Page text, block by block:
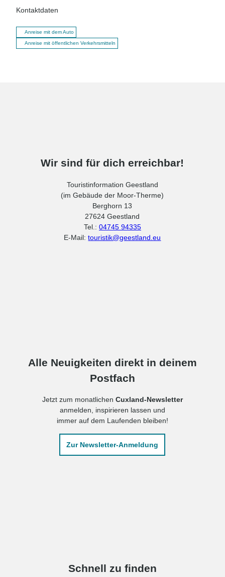
Kontaktdaten
Anreise mit dem Auto
Anreise mit öffentlichen Verkehrsmitteln
Wir sind für dich erreichbar!
Touristinformation Geestland
(im Gebäude der Moor-Therme)
Berghorn 13
27624 Geestland
Tel.: 04745 94335
E-Mail:touristik@geestland.eu
Alle Neuigkeiten direkt in deinem
Postfach
Jetzt zum monatlichen Cuxland-Newsletter
anmelden, inspirieren lassen und
immer auf dem Laufenden bleiben!
Zur Newsletter-Anmeldung
Schnell zu finden